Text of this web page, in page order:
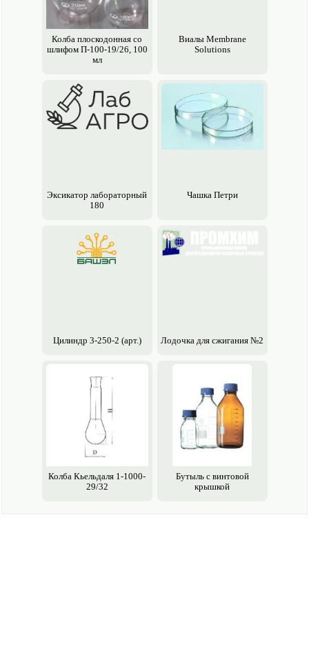
Колба плоскодонная со
шлифом П-100-19/26, 100
мл
Виалы Membrane
Solutions
Эксикатор лабораторный
180
Чашка Петри
Цилиндр 3-250-2 (арт.) Лодочка для сжигания №2
Колба Кьельдаля 1-1000-
29/32
Бутыль с винтовой
крышкой